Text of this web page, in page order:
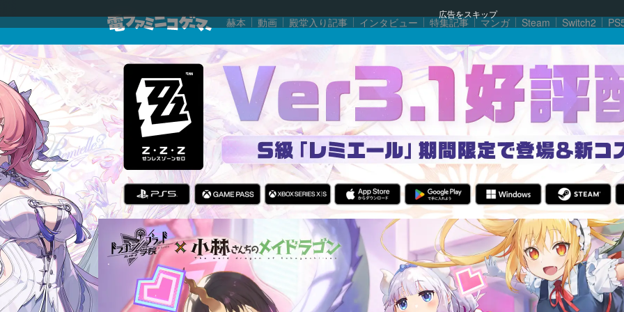
広告をスキップ
赫本 動画 殿堂入り記事 インタビュー 特集記事 マンガ Steam Switch2